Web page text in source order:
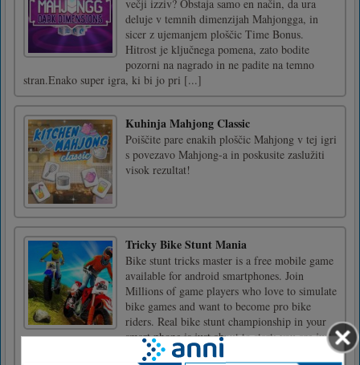
večji izziv? Obstaja samo en način, da ura
deluje v temnih dimenzijah Mahjongga, in
sicer z ujemanjem ploščic Time Bonus.
Hitrost je ključnega pomena, zato bodite
pozorni na nagrado in ne padite na temno
stran.Enako super igra, ki bi jo pri [...]
Kuhinja Mahjong Classic
Poiščite pare enakih ploščic Mahjong v tej igri
s povezavo Mahjong-a in poskusite zaslužiti
visok rezultat!
Tricky Bike Stunt Mania
Bike stunt tricks master is a free mobile game
available for android smartphones. Join
Millions of game players who love to simulate
bike games and want to become pro bike
riders. Real bike stunt championship in your
smart phone is just about to start; you are just